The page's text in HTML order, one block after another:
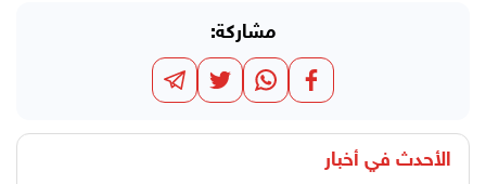
مشاركة:
الأحدث في أخبار